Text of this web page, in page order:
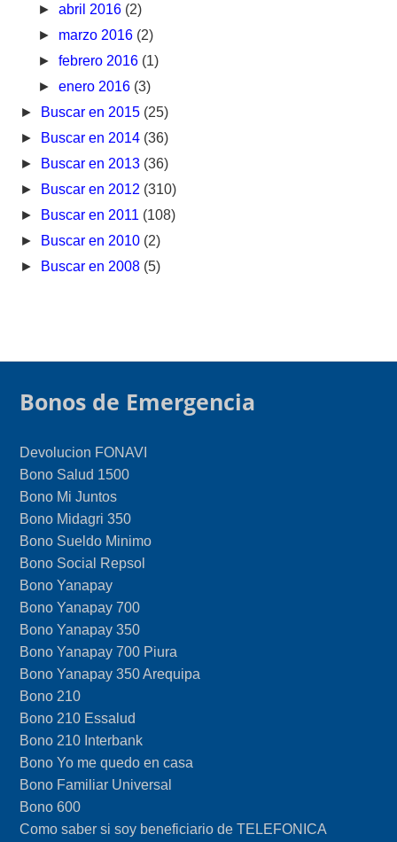
► abril 2016 (2)
► marzo 2016 (2)
► febrero 2016 (1)
► enero 2016 (3)
► Buscar en 2015 (25)
► Buscar en 2014 (36)
► Buscar en 2013 (36)
► Buscar en 2012 (310)
► Buscar en 2011 (108)
► Buscar en 2010 (2)
► Buscar en 2008 (5)
Bonos de Emergencia
Devolucion FONAVI
Bono Salud 1500
Bono Mi Juntos
Bono Midagri 350
Bono Sueldo Minimo
Bono Social Repsol
Bono Yanapay
Bono Yanapay 700
Bono Yanapay 350
Bono Yanapay 700 Piura
Bono Yanapay 350 Arequipa
Bono 210
Bono 210 Essalud
Bono 210 Interbank
Bono Yo me quedo en casa
Bono Familiar Universal
Bono 600
Como saber si soy beneficiario de TELEFONICA